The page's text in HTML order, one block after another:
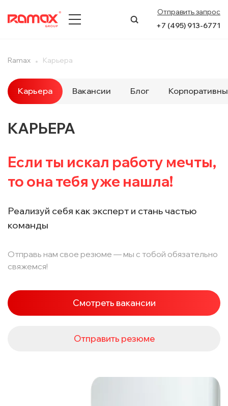
Отправить запрос
+7 (495) 913-6771
ПРЕСС-ЦЕНТР
НАПРАВЛЕНИЯ
УСЛУГИ
КЕЙСЫ
КОНТАКТЫ
Ramax Карьера
Карьера Вакансии Блог
КАРЬЕРА
Если ты искал работу мечты,
то она тебя уже нашла!
Реализуй себя как эксперт и стань частью
команды
Отправь нам свое резюме — мы с тобой обязательно
свяжемся!
Смотреть вакансии
Отправить резюме